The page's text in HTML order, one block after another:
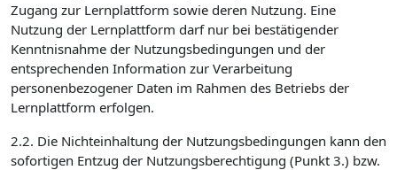
Zugang zur Lernplattform sowie deren Nutzung. Eine
Nutzung der Lernplattform darf nur bei bestätigender
Kenntnisnahme der Nutzungsbedingungen und der
entsprechenden Information zur Verarbeitung
personenbezogener Daten im Rahmen des Betriebs der
Lernplattform erfolgen.
2.2. Die Nichteinhaltung der Nutzungsbedingungen kann den
sofortigen Entzug der Nutzungsberechtigung (Punkt 3.) bzw.